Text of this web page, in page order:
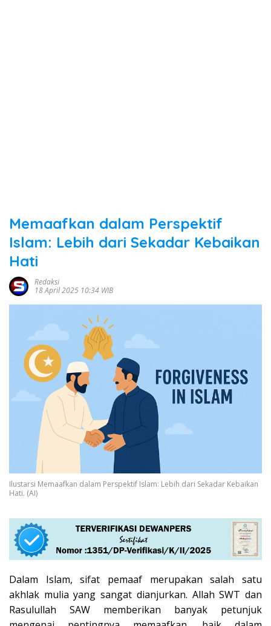
Memaafkan dalam Perspektif
Islam: Lebih dari Sekadar Kebaikan
Hati
Redaksi
18 April 2025 10:34 WIB
Ilustarsi Memaafkan dalam Perspektif Islam: Lebih dari Sekadar Kebaikan
Hati. (AI)
Dalam Islam, sifat pemaaf merupakan salah satu
akhlak mulia yang sangat dianjurkan. Allah SWT dan
Rasulullah SAW memberikan banyak petunjuk